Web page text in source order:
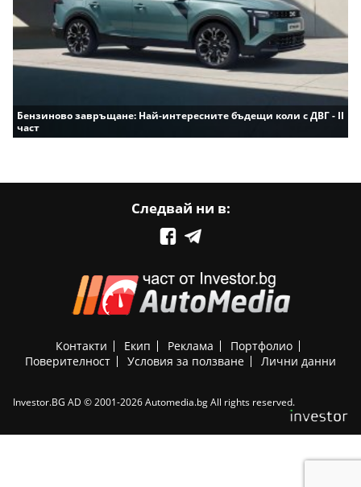
Бензиново завръщане: Най-интересните бъдещи коли с ДВГ - II
част
Следвай ни в:
Контакти Екип Реклама
Портфолио
Поверителност
Условия за ползване Лични данни
Investor.BG AD © 2001-2026 Automedia.bg All rights reserved.